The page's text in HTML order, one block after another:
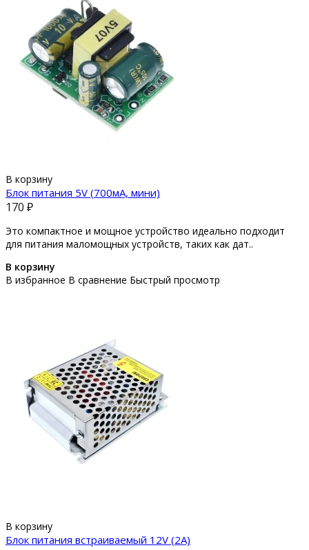
В корзину
Блок питания 5V (700мА, мини)
170 ₽
Это компактное и мощное устройство идеально подходит
для питания маломощных устройств, таких как дат..
В корзину
В избранное В сравнение Быстрый просмотр
В корзину
Блок питания встраиваемый 12V (2A)